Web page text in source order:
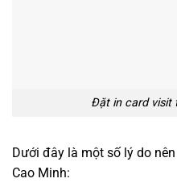
Đặt in card visit
Dưới đây là một số lý do
Cao Minh: